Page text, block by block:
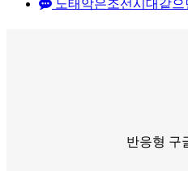
노태악은조선시대같
반응형 구